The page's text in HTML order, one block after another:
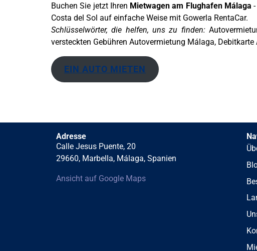
Buchen Sie jetzt Ihren Mietwagen am Flughafen Málaga
Costa del Sol auf einfache Weise mit Gowerla RentaCar.
Schlüsselwörter, die helfen, uns zu finden:
versteckten Gebühren Autovermietung Málaga,
EIN AUTO MIETEN
Adresse
Calle Jesus Puente, 20
29660, Marbella, Málaga, Spanien
Ansicht auf Google Maps